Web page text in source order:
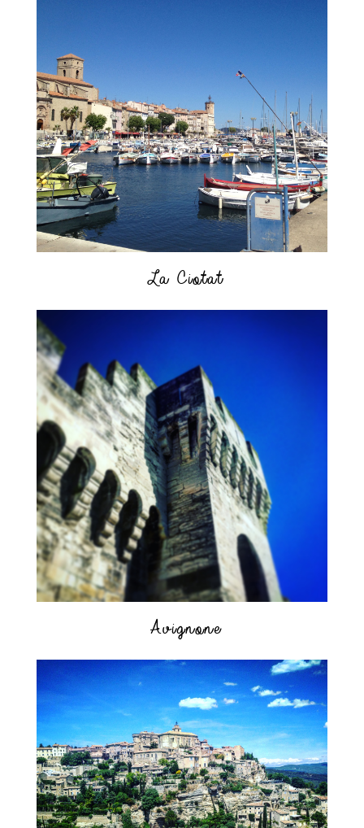
La Ciotat
Avignone